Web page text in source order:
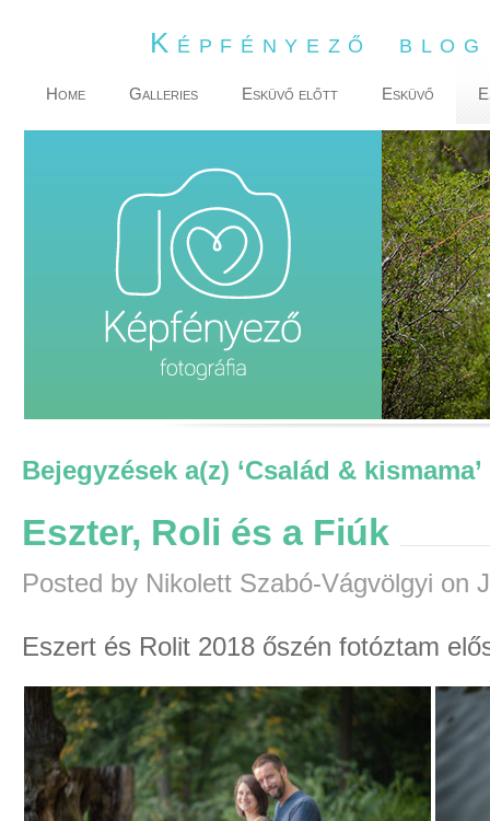
Képfényező
Home Galleries Esküvő előtt Esküvő
Bejegyzések a(z) ‘Család &
Eszter, Roli és a Fiúk
Posted by Nikolett Szabó-Vágvölgyi on
Eszert és Rolit 2018 őszén fotóztam